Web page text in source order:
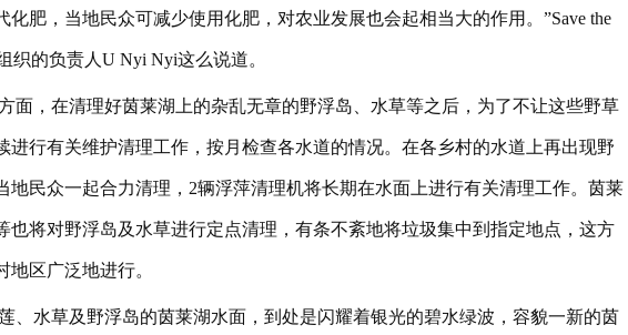
化肥，当地民众可减少使用化肥，对农业发展也会起相当大的作用。”Save the
织的负责人U Nyi Nyi这么说道。
面，在清理好茵莱湖上的杂乱无章的野浮岛、水草等之后，为了不让这些野草
进行有关维护清理工作，按月检查各水道的情况。在各乡村的水道上再出现野
地民众一起合力清理，2辆浮萍清理机将长期在水面上进行有关清理工作。茵莱
也将对野浮岛及水草进行定点清理，有条不紊地将垃圾集中到指定地点，这方
区广泛地进行。
、水草及野浮岛的茵莱湖水面，到处是闪耀着银光的碧水绿波，容貌一新的茵